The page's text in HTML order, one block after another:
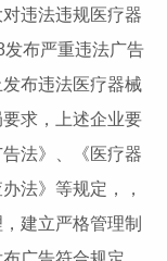
违法违规医疗器
布严重违法广告
布违法医疗器械
求，上述企业要
法》、《医疗器
法》等规定，，
建立严格管理制